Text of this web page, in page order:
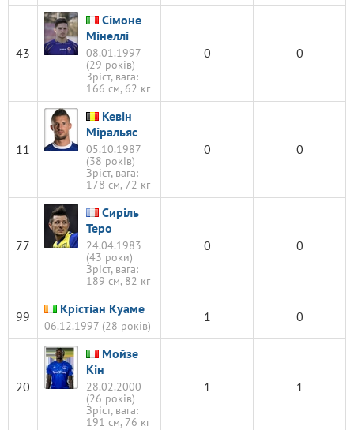
43
Сімоне
Мінеллі
08.01.1997
(29 років)
Зріст, вага:
166 см, 62 кг
0 0
11
Кевін
Міральяс
05.10.1987
(38 років)
Зріст, вага:
178 см, 72 кг
0 0
77
Сиріль
Теро
24.04.1983
(43 роки)
Зріст, вага:
189 см, 82 кг
0 0
99 Крістіан Куаме
06.12.1997 (28 років)
1 0
20
Мойзе
Кін
28.02.2000
(26 років)
Зріст, вага:
191 см, 76 кг
1 1